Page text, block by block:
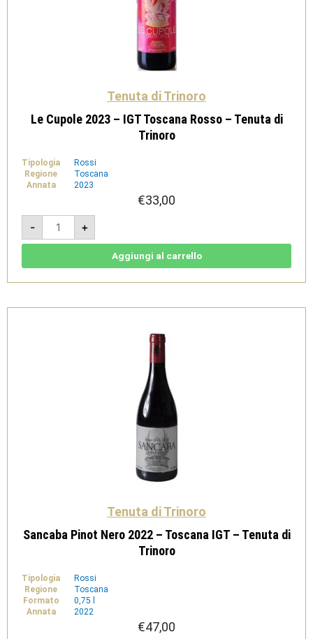
Tenuta di Trinoro
Le Cupole 2023 – IGT Toscana Rosso – Tenuta di
Trinoro
Tipologia
Rossi
Regione
Toscana
Annata
2023
€33,00
-
Le
Cupole
2023
-
-
Trinoro
+
Aggiungi al carrello
Tenuta di Trinoro
Sancaba Pinot Nero 2022 – Toscana IGT – Tenuta di
Trinoro
Tipologia
Rossi
Regione
Toscana
Formato
0,75 l
Annata
2022
€47,00